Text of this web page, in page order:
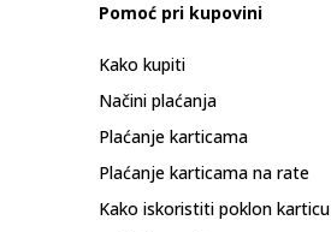
Pomoć pri kupovini
Kako kupiti
Načini plaćanja
Plaćanje karticama
Plaćanje karticama na rate
Kako iskoristiti poklon karticu